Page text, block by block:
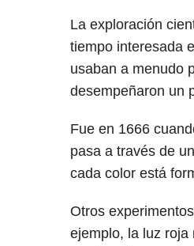
La exploración
tiempo interesada
usaban a menudo
desempeñaron un
Fue en 1666
pasa a través de
cada color está
Otros
ejemplo, la luz roja